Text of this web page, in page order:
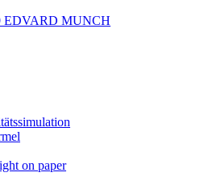
EDVARD MUNCH
on paper